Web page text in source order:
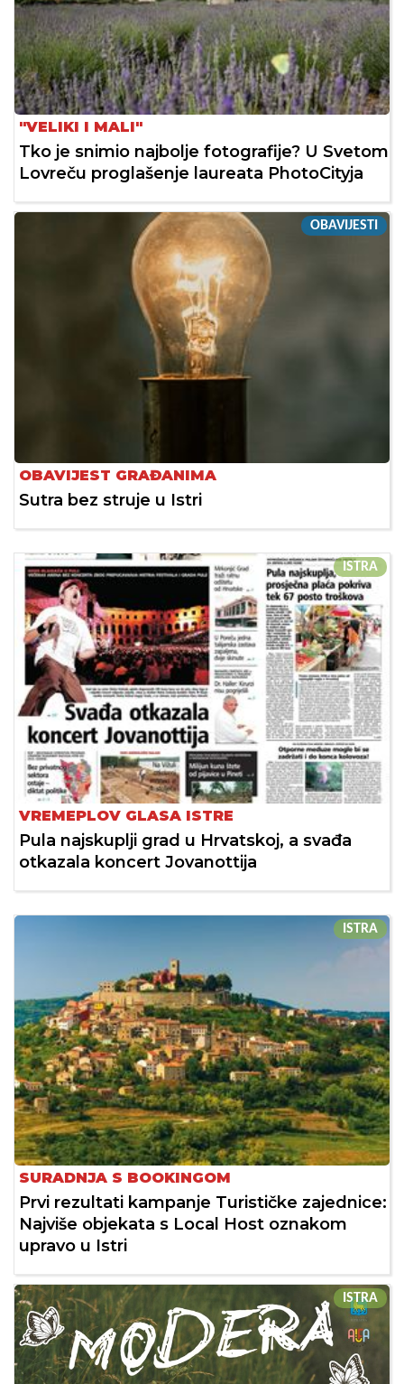
"VELIKI I MALI"
Tko je snimio najbolje fotografije? U Svetom
Lovreču proglašenje laureata PhotoCityja
OBAVIJESTI
OBAVIJEST GRAĐANIMA
Sutra bez struje u Istri
ISTRA
VREMEPLOV GLASA ISTRE
Pula najskuplji grad u Hrvatskoj, a svađa
otkazala koncert Jovanottija
ISTRA
SURADNJA S BOOKINGOM
Prvi rezultati kampanje Turističke zajednice:
Najviše objekata s Local Host oznakom
upravo u Istri
ISTRA